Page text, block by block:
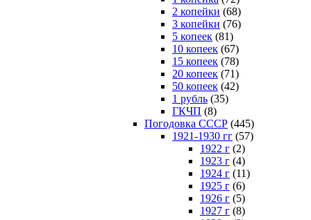
2 копейки (68)
3 копейки (76)
5 копеек (81)
10 копеек (67)
15 копеек (78)
20 копеек (71)
50 копеек (42)
1 рубль (35)
ГКЧП (8)
Погодовка СССР (445)
1921-1930 гг (57)
1922 г (2)
1923 г (4)
1924 г (11)
1925 г (6)
1926 г (5)
1927 г (8)